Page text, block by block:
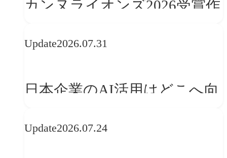
カンヌライオンズ2026受賞作
──「優れたブランド体験」
か
Update2026.07.31
日本企業のAI活用はどこへ向
レンドに見る「人間中心」へ
Update2026.07.24